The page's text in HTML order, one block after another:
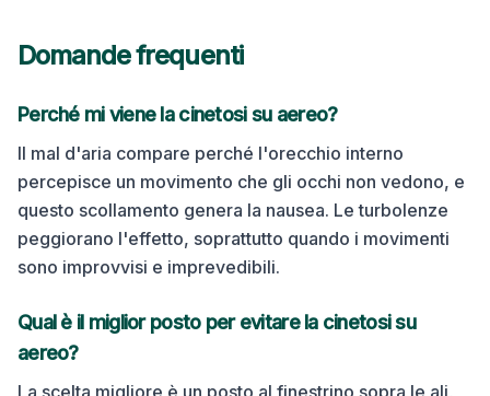
Domande frequenti
Perché mi viene la cinetosi su aereo?
Il mal d'aria compare perché l'orecchio interno
percepisce un movimento che gli occhi non vedono, e
questo scollamento genera la nausea. Le turbolenze
peggiorano l'effetto, soprattutto quando i movimenti
sono improvvisi e imprevedibili.
Qual è il miglior posto per evitare la cinetosi su
aereo?
La scelta migliore è un posto al finestrino sopra le ali,